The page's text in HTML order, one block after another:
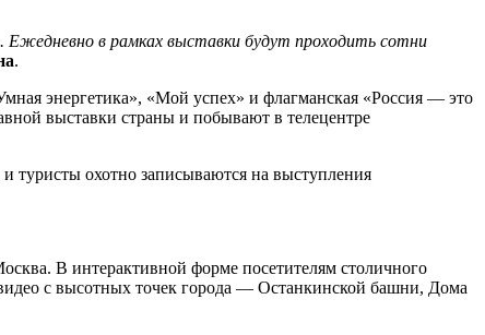
Ежедневно в рамках выставки будут проходить сотни
.
энергетика», «Мой успех» и флагманская «Россия — это
выставки страны и побывают в телецентре
туристы охотно записываются на выступления
В интерактивной форме посетителям столичного
с высотных точек города — Останкинской башни, Дома